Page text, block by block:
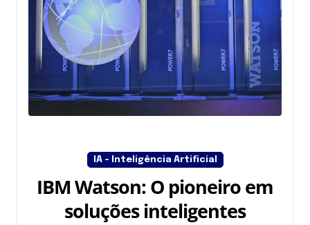
IA - Inteligência Artificial
IBM Watson: O pioneiro em
soluções inteligentes